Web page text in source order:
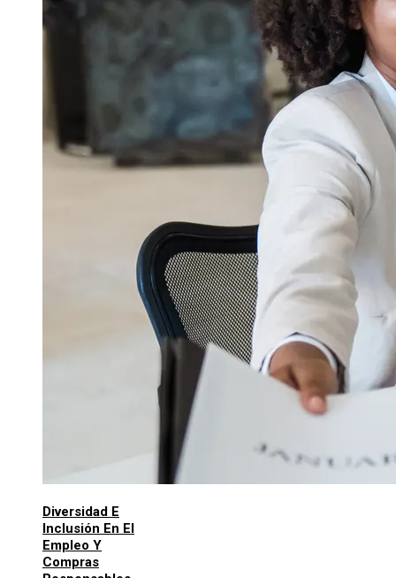
Diversidad E
Inclusión En El
Empleo Y
Compras